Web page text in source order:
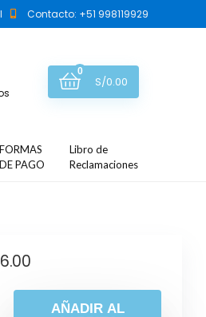
Contacto: +51 998119929
0
S/0.00
FORMAS
DE PAGO
Libro de
Reclamaciones
AÑADIR AL